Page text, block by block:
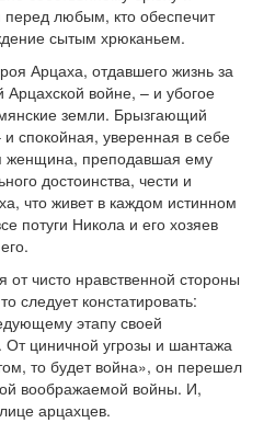
перед любым, кто обеспечит
сытым хрюканьем.
Арцаха, отдавшего жизнь за
войне, – и убогое
земли. Брызгающий
спокойная, уверенная в себе
женщина, преподавшая ему
достоинства, чести и
что живет в каждом истинном
потуги Никола и его хозяев
от чисто нравственной стороны
следует констатировать:
этапу своей
циничной угрозы и шантажа
то будет война», он перешел
воображаемой войны. И,
арцахцев.